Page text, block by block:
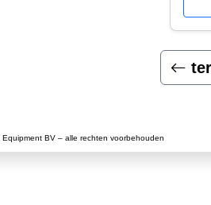
BV – alle rechten voorbehouden